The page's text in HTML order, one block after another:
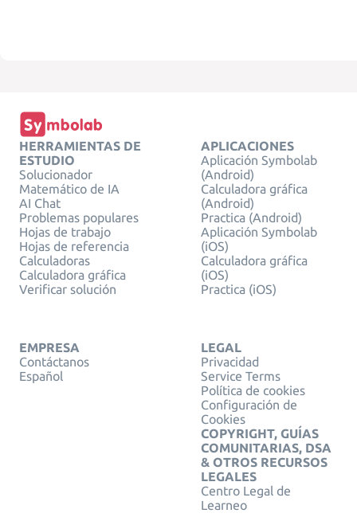
HERRAMIENTAS DE
ESTUDIO
Solucionador
Matemático de IA
AI Chat
Problemas populares
Hojas de trabajo
Hojas de referencia
Calculadoras
Calculadora gráfica
Verificar solución
APLICACIONES
Aplicación Symbolab
(Android)
Calculadora gráfica
(Android)
Practica (Android)
Aplicación Symbolab
(iOS)
Calculadora gráfica
(iOS)
Practica (iOS)
EMPRESA
Contáctanos
Español
LEGAL
Privacidad
Service Terms
Política de cookies
Configuración de
Cookies
COPYRIGHT, GUÍAS
COMUNITARIAS, DSA
& OTROS RECURSOS
LEGALES
Centro Legal de
Learneo